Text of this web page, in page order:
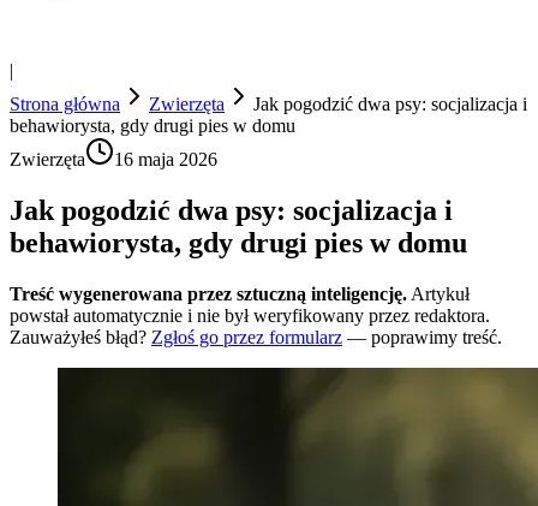
|
Strona główna
Zwierzęta
Jak pogodzić dwa psy: socjalizacja i
behawiorysta, gdy drugi pies w domu
Zwierzęta
16 maja 2026
Jak pogodzić dwa psy: socjalizacja i
behawiorysta, gdy drugi pies w domu
Treść wygenerowana przez sztuczną inteligencję. Artykuł
powstał automatycznie i nie był weryfikowany przez redaktora.
Zauważyłeś błąd? Zgłoś go przez formularz — poprawimy treść.